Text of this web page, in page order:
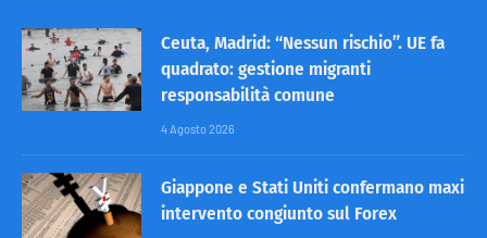
Ceuta, Madrid: “Nessun rischio”. UE fa
quadrato: gestione migranti
responsabilità comune
4 Agosto 2026
Giappone e Stati Uniti confermano maxi
intervento congiunto sul Forex